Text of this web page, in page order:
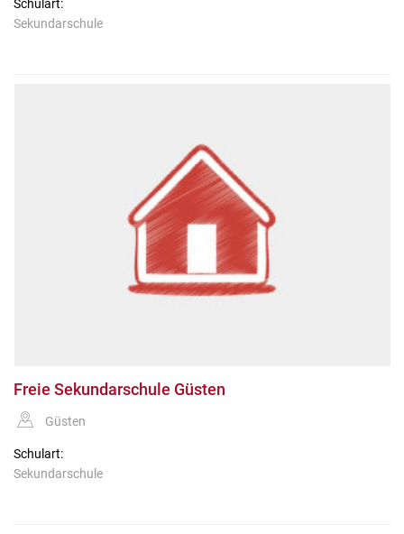
Schulart:
Sekundarschule
Freie Sekundarschule Güsten
Güsten
Schulart:
Sekundarschule